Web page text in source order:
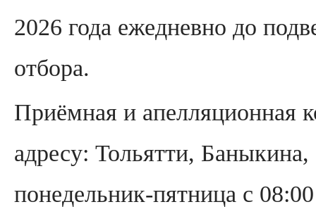
2026 года ежедневно до
отбора.
Приёмная и
адресу: Тольятти,
понедельник-пятница с